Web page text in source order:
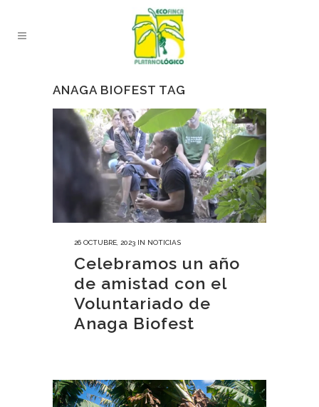
ANAGA BIOFEST TAG
26 OCTUBRE, 2023 IN NOTICIAS
Celebramos un año
de amistad con el
Voluntariado de
Anaga Biofest